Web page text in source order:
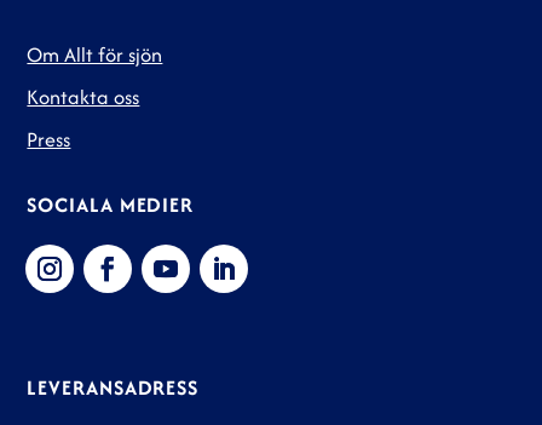
Om Allt för sjön
Kontakta oss
Press
SOCIALA MEDIER
LEVERANSADRESS